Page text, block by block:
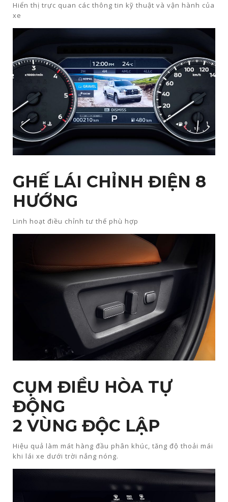
Hiển thị trực quan các thông tin kỹ thuật và vận hành của
xe
GHẾ LÁI CHỈNH ĐIỆN 8
HƯỚNG​
Linh hoạt điều chỉnh tư thế phù hợp​
CỤM ĐIỀU HÒA TỰ
ĐỘNG
2 VÙNG ĐỘC LẬP​
Hiệu quả làm mát hàng đầu phân khúc, tăng độ thoải mái
khi lái xe dưới trời nắng nóng.​